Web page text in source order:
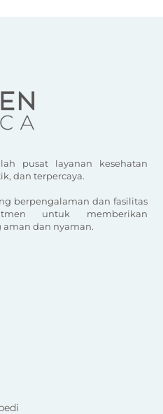
pusat layanan kesehatan
dan terpercaya.
berpengalaman dan fasilitas
untuk memberikan
dan nyaman.